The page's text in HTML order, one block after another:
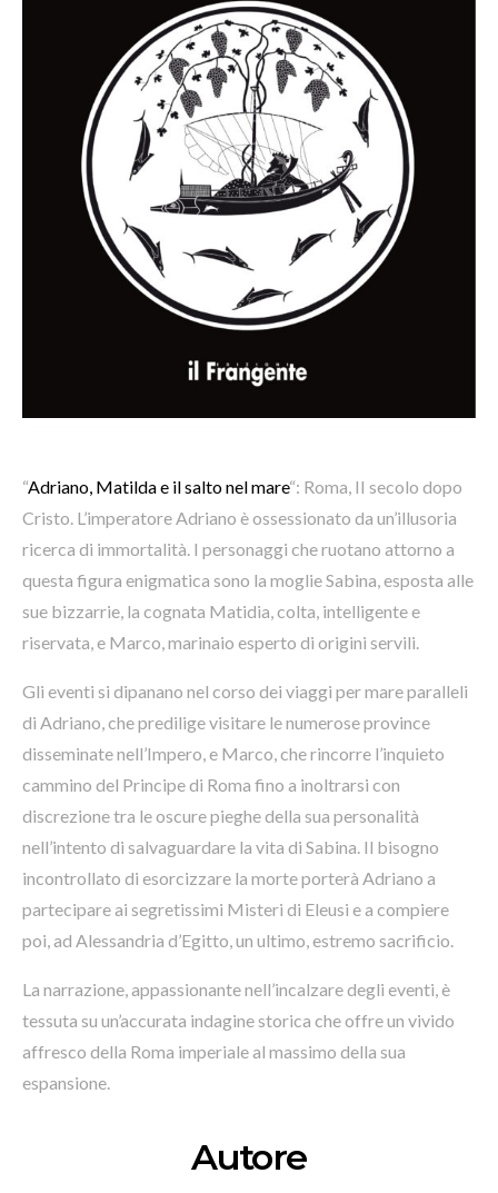
“Adriano, Matilda e il salto nel mare“: Roma, II secolo dopo
Cristo. L’imperatore Adriano è ossessionato da un’illusoria
ricerca di immortalità. I personaggi che ruotano attorno a
questa figura enigmatica sono la moglie Sabina, esposta alle
sue bizzarrie, la cognata Matidia, colta, intelligente e
riservata, e Marco, marinaio esperto di origini servili.
Gli eventi si dipanano nel corso dei viaggi per mare paralleli
di Adriano, che predilige visitare le numerose province
disseminate nell’Impero, e Marco, che rincorre l’inquieto
cammino del Principe di Roma fino a inoltrarsi con
discrezione tra le oscure pieghe della sua personalità
nell’intento di salvaguardare la vita di Sabina. Il bisogno
incontrollato di esorcizzare la morte porterà Adriano a
partecipare ai segretissimi Misteri di Eleusi e a compiere
poi, ad Alessandria d’Egitto, un ultimo, estremo sacrificio.
La narrazione, appassionante nell’incalzare degli eventi, è
tessuta su un’accurata indagine storica che offre un vivido
affresco della Roma imperiale al massimo della sua
espansione.
Autore